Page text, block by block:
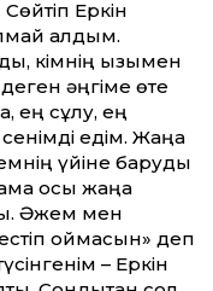
Еркін
қалдым.
кімнің қызымен
әңгіме өте
ең сұлу, ең
едім. Жаңа
үйіне баруды
осы жаңа
Әжем мен
қоймасын» деп
– Еркін